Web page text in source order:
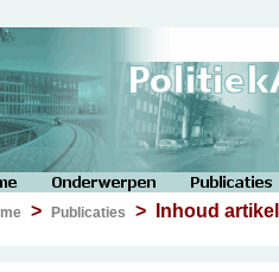
> Publicaties > Inhoud artikel